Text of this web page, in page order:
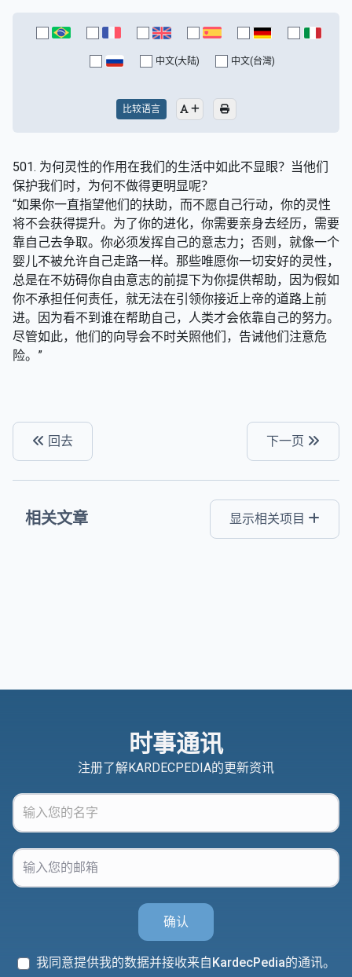
中文(大陆) 中文(台灣)
比较语言
501. 为何灵性的作用在我们的生活中如此不显眼？当他们
保护我们时，为何不做得更明显呢？
“如果你一直指望他们的扶助，而不愿自己行动，你的灵性
将不会获得提升。为了你的进化，你需要亲身去经历，需要
靠自己去争取。你必须发挥自己的意志力；否则，就像一个
婴儿不被允许自己走路一样。那些唯愿你一切安好的灵性，
总是在不妨碍你自由意志的前提下为你提供帮助，因为假如
你不承担任何责任，就无法在引领你接近上帝的道路上前
进。因为看不到谁在帮助自己，人类才会依靠自己的努力。
尽管如此，他们的向导会不时关照他们，告诫他们注意危
险。”
回去 下一页
相关文章 显示相关项目
时事通讯
注册了解KARDECPEDIA的更新资讯
确认
我同意提供我的数据并接收来自KardecPedia的通讯。